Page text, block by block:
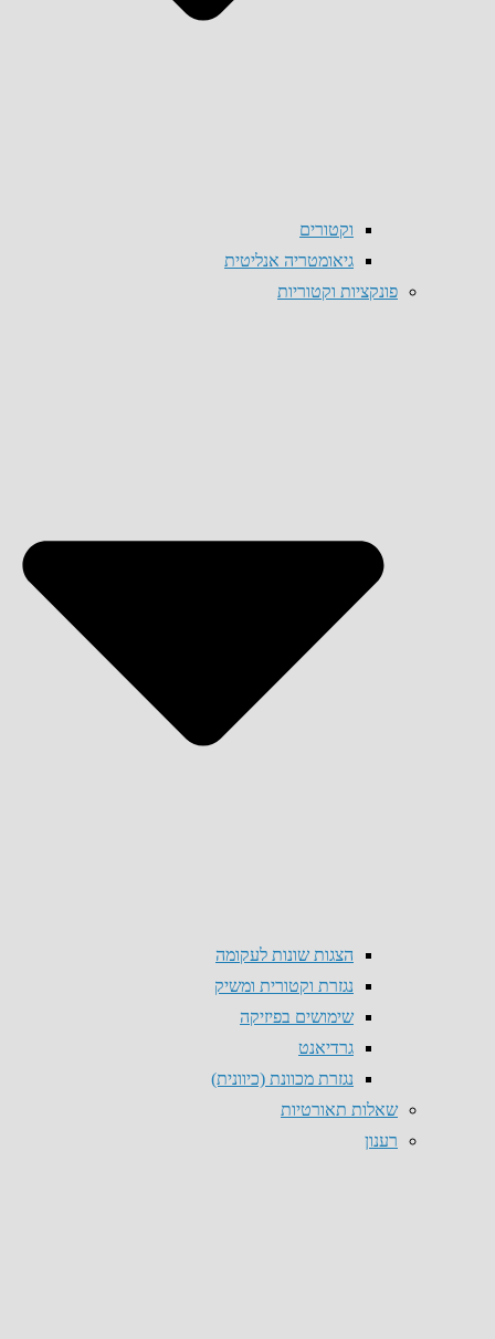
וקטורים
גיאומטריה אנליטית
פונקציות וקטוריות
הצגות שונות לעקומה
נגזרת וקטורית ומשיק
שימושים בפיזיקה
גרדיאנט
נגזרת מכוונת (כיוונית)
שאלות תאורטיות
רענון